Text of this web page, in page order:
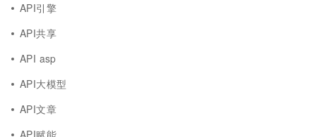
API引擎
API共享
API asp
API大模型
API文章
API赋能